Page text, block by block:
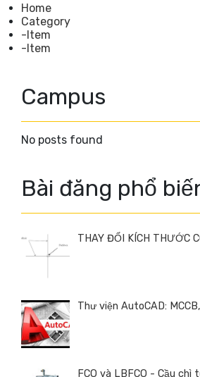
Home
Category
-Item
-Item
Campus
No posts found
Bài đăng phổ
THAY ĐỔI KÍCH THƯỚC
Thư viện AutoCAD:
FCO và LBFCO - Cầu chì